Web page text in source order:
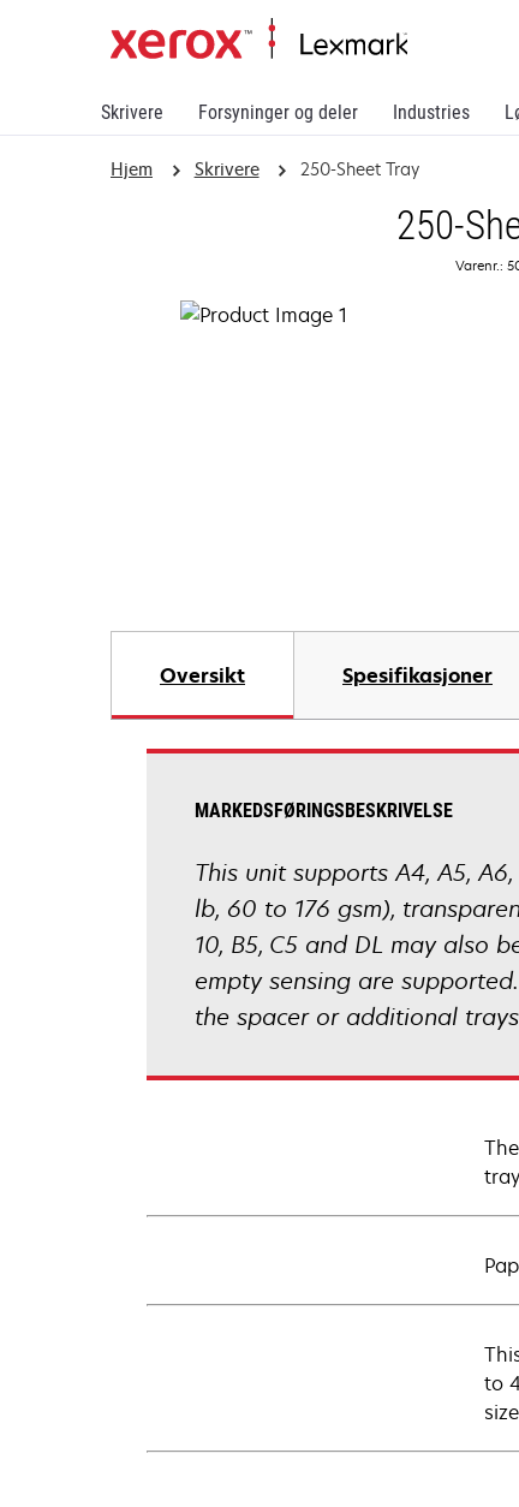
Skrivere Forsyninger og deler Industries
Hjem Skrivere 250-Sheet Tray
250-
Varenr.:
Oversikt Spesifikasjoner
MARKEDSFØRINGSBESKRIVELSE
This unit supports A4, A5,
lb, 60 to 176 gsm),
10, B5, C5 and DL may also
empty sensing are
the spacer or additional
to